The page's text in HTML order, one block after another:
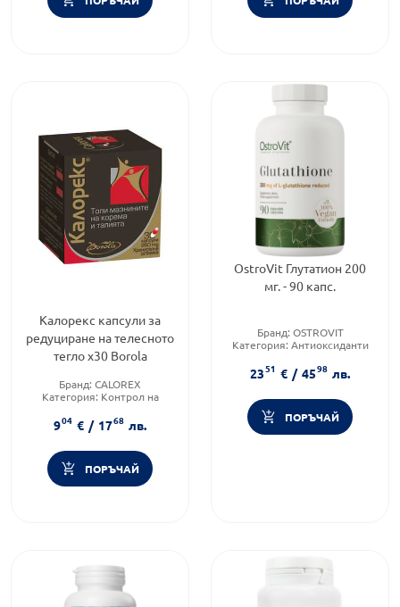
Калорекс капсули за
редуциране на телесното
тегло х30 Borola
Бранд: CALOREX
Категория: Контрол на
Форма на продукта:капсули
904 € / 1768 лв.
ПОРЪЧАЙ
OstroVit Глутатион 200
мг. - 90 капс.
Бранд: OSTROVIT
Категория: Антиоксиданти
2351 € / 4598 лв.
ПОРЪЧАЙ